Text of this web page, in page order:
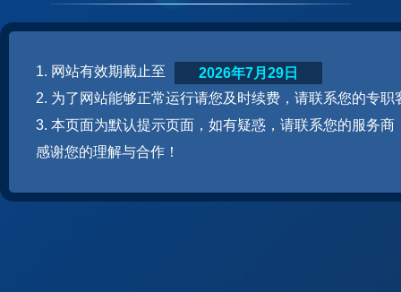
1. 网站有效期截止至
2. 为了网站能够正常运行请您及时续费，请联系您的专职
3. 本页面为默认提示页面，如有疑惑，请联系您的服务商
感谢您的理解与合作！
2026年7月29日